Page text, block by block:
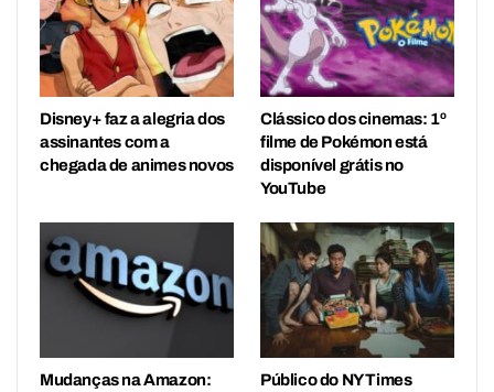
Disney+ faz a alegria dos
assinantes com a
chegada de animes novos
Clássico dos cinemas: 1º
filme de Pokémon está
disponível grátis no
YouTube
Mudanças na Amazon:
Público do NY Times